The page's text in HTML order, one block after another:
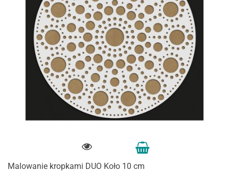
Malowanie kropkami DUO Koło 10 cm